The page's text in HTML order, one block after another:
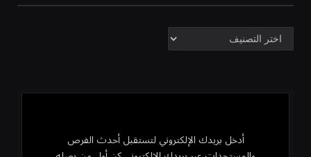
تصنيفات
أدخل بريدك الإلكتروني لتستقبل أحدث الفرص